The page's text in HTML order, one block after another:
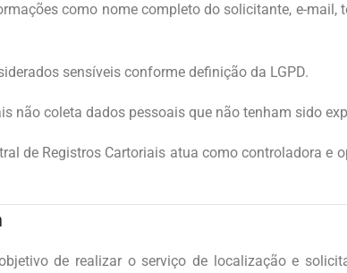
como nome completo do solicitante, e-
sensíveis conforme definição da LGPD.
não coleta dados pessoais que não tenham sido
de Registros Cartoriais atua como controladora e
de realizar o serviço de localização e